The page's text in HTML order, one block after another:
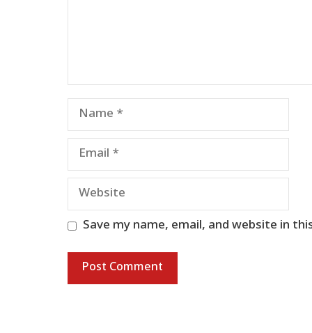
Name
Email
Website
Save my name, email, and website in